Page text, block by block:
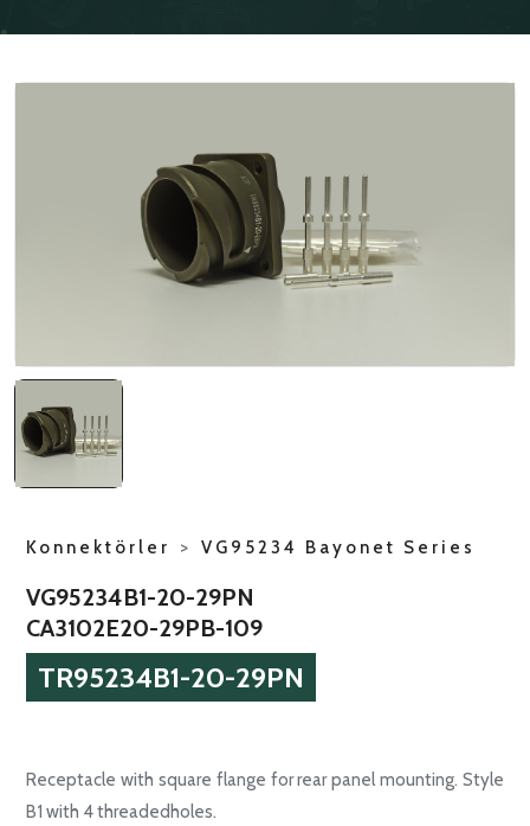
Konnektörler > VG95234 Bayonet Series
VG95234B1-20-29PN
CA3102E20-29PB-109
TR95234B1-20-29PN
Receptacle with square flange for rear panel mounting. Style
B1 with 4 threadedholes.
TERMINATION BAND